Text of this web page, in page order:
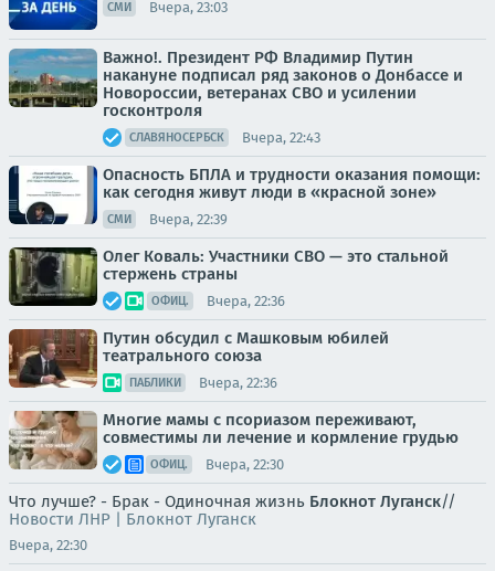
СМИ Вчера, 23:03
Важно!. Президент РФ Владимир Путин
накануне подписал ряд законов о Донбассе и
Новороссии, ветеранах СВО и усилении
госконтроля
СЛАВЯНОСЕРБСК Вчера, 22:43
Опасность БПЛА и трудности оказания помощи:
как сегодня живут люди в «красной зоне»
СМИ Вчера, 22:39
Олег Коваль: Участники СВО — это стальной
стержень страны
ОФИЦ. Вчера, 22:36
Путин обсудил с Машковым юбилей
театрального союза
ПАБЛИКИ Вчера, 22:36
Многие мамы с псориазом переживают,
совместимы ли лечение и кормление грудью
ОФИЦ. Вчера, 22:30
Что лучше? - Брак - Одиночная жизнь Блокнот Луганск//
Новости ЛНР | Блокнот Луганск
Вчера, 22:30